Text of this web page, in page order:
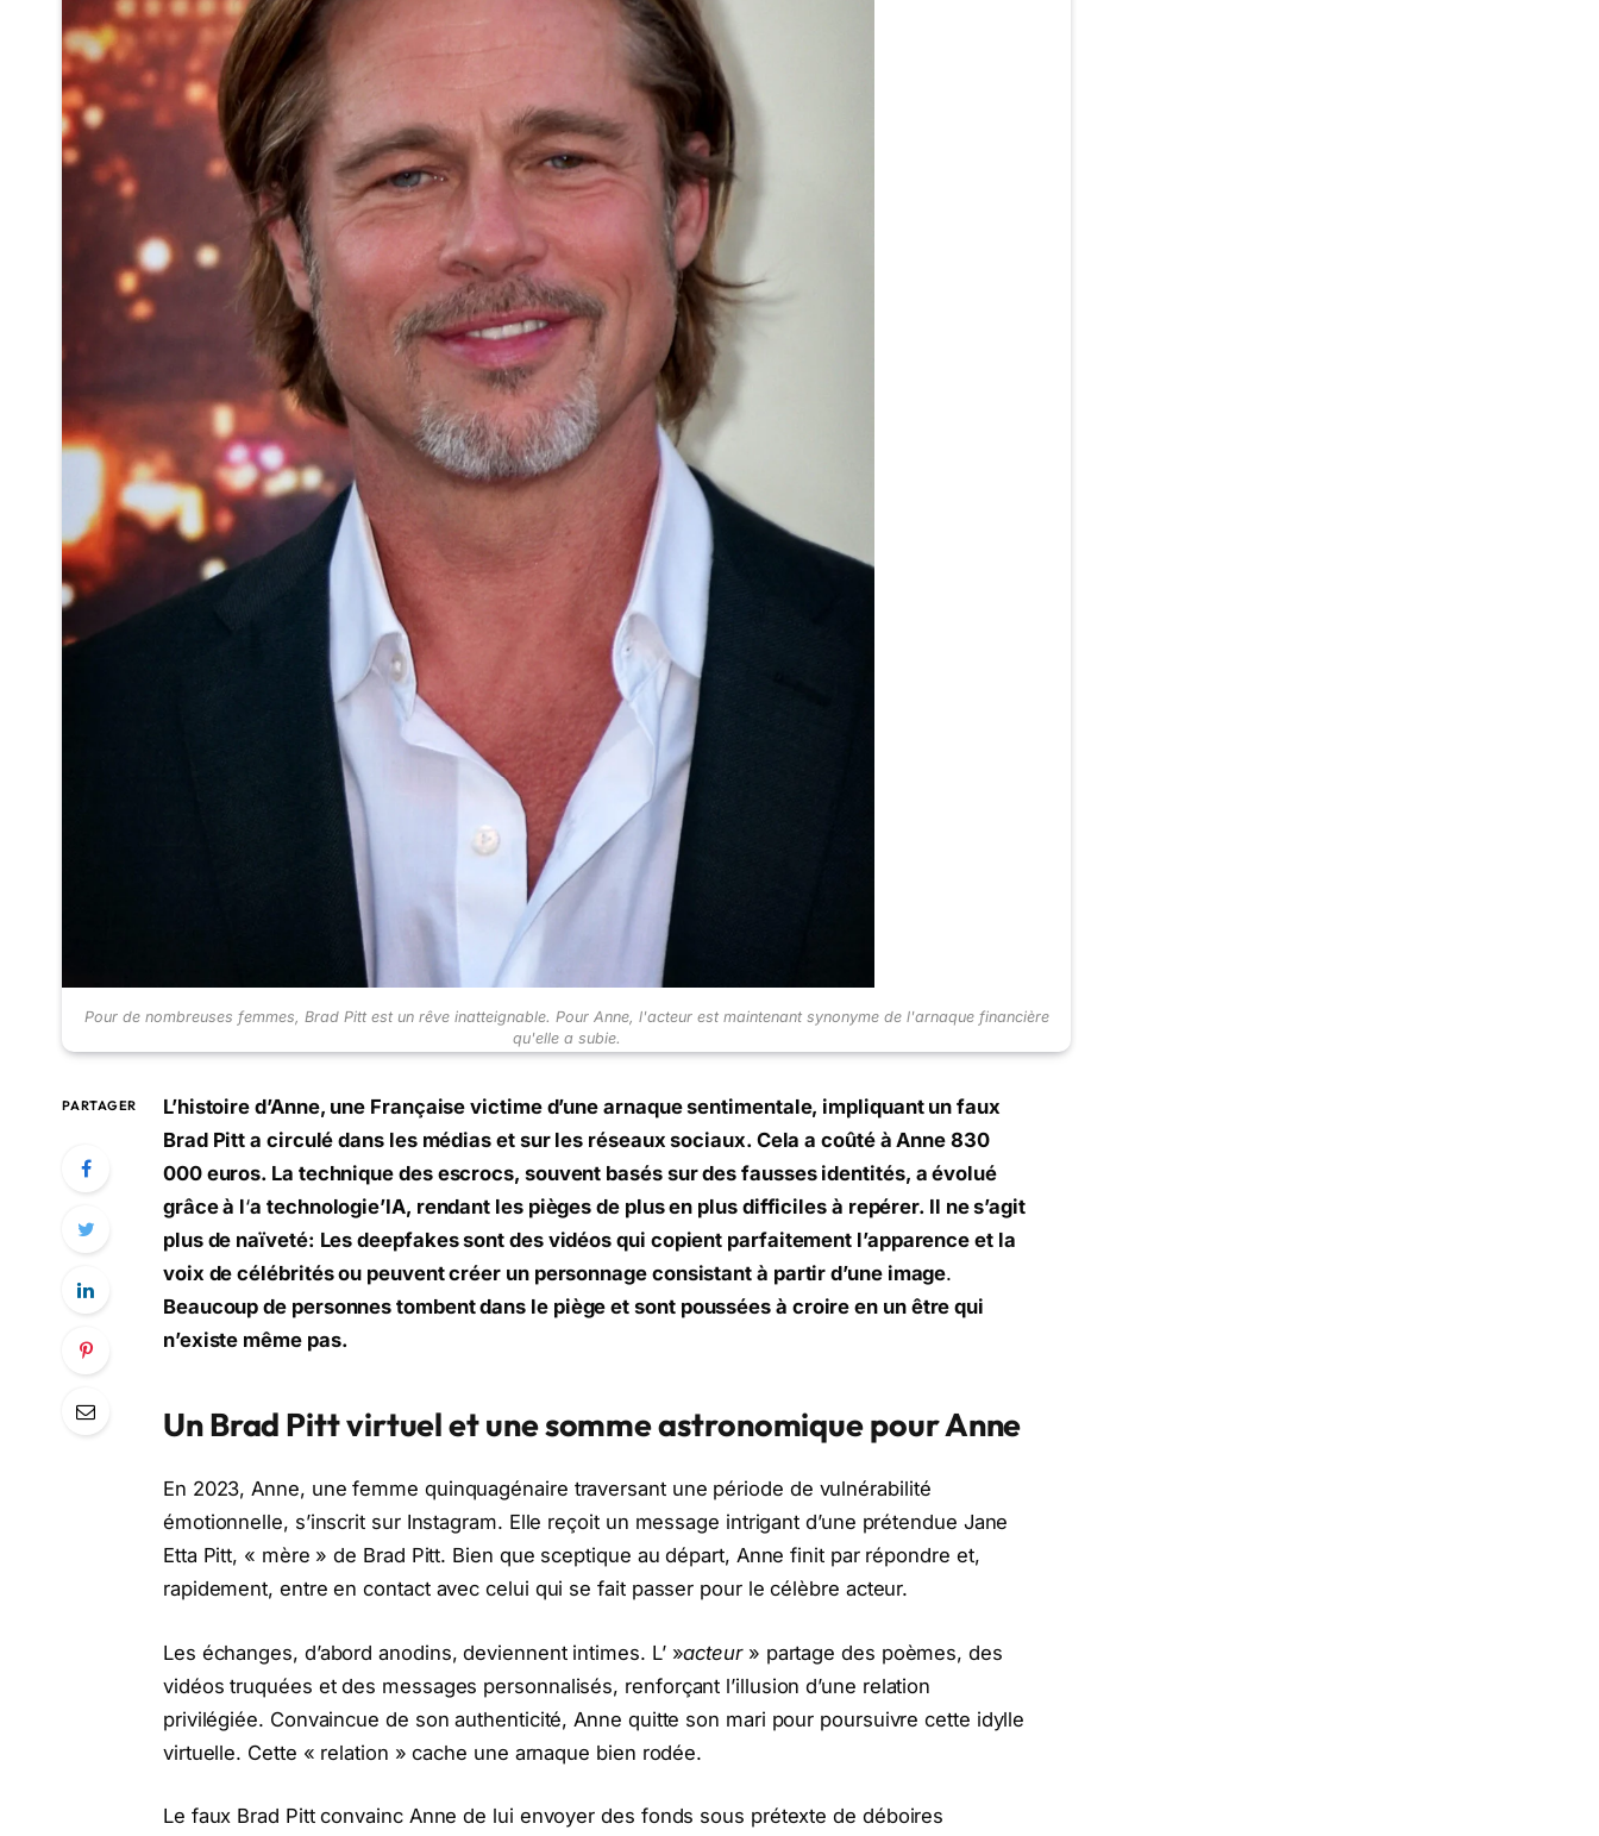
Pour de nombreuses femmes, Brad Pitt est un rêve inatteignable. Pour Anne, l'acteur est maintenant synonyme de l'arnaque financière
qu'elle a subie.
PARTAGER
L’histoire d’Anne, une Française victime d’une arnaque sentimentale, impliquant un faux
Brad Pitt a circulé dans les médias et sur les réseaux sociaux. Cela a coûté à Anne 830
000 euros. La technique des escrocs, souvent basés sur des fausses identités, a évolué
grâce à l‘a technologie’IA, rendant les pièges de plus en plus difficiles à repérer. Il ne s’agit
plus de naïveté: Les deepfakes sont des vidéos qui copient parfaitement l’apparence et la
voix de célébrités ou peuvent créer un personnage consistant à partir d’une image.
Beaucoup de personnes tombent dans le piège et sont poussées à croire en un être qui
n’existe même pas.
Un Brad Pitt virtuel et une somme astronomique pour Anne
En 2023, Anne, une femme quinquagénaire traversant une période de vulnérabilité
émotionnelle, s’inscrit sur Instagram. Elle reçoit un message intrigant d’une prétendue Jane
Etta Pitt, « mère » de Brad Pitt. Bien que sceptique au départ, Anne finit par répondre et,
rapidement, entre en contact avec celui qui se fait passer pour le célèbre acteur.
Les échanges, d’abord anodins, deviennent intimes. L’ »acteur» partage des poèmes, des
vidéos truquées et des messages personnalisés, renforçant l’illusion d’une relation
privilégiée. Convaincue de son authenticité, Anne quitte son mari pour poursuivre cette idylle
virtuelle. Cette « relation » cache une arnaque bien rodée.
Le faux Brad Pitt convainc Anne de lui envoyer des fonds sous prétexte de déboires